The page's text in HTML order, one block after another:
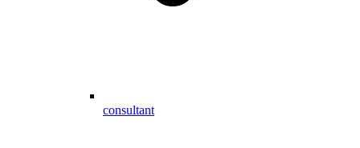
consultant